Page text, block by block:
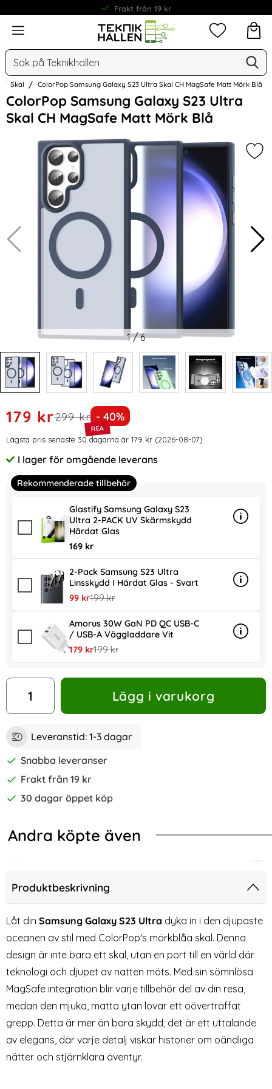
Frakt från 19 kr
Meny
Sök
Mina
Skal ColorPop Samsung Galaxy S23 Ultra Skal CH MagSafe Matt Mörk Blå
ColorPop Samsung Galaxy S23 Ultra
Skal CH MagSafe Matt Mörk Blå
Hoppa
över
Bilder
1/6
Handla denna produkt ColorPop Samsung Galaxy S23
rea pris
179 krtidigare pris
299 kr Priset är nedsatt med
- 40%
Prishistorik
Lägsta pris senaste 30 dagarna är 179 kr (2026-08-07)
Tillgänglighet:
I lager för omgående leverans
Rekommenderade tillbehör
Glastify Samsung Galaxy S23
Ultra 2-PACK UV Skärmskydd
Härdat Glas
169 kr
Info
mer
2-Pack Samsung S23 Ultra
Linsskydd I Härdat Glas - Svart
rea pris
99 krtidigare pris
199 kr
Info
mer
Amorus 30W GaN PD QC USB-C
/ USB-A Väggladdare Vit
rea pris
179 krtidigare pris
199 kr
Info
mer
antal
Lägg i varukorg
Leveranstid: 1-3 dagar
Snabba leveranser
Frakt från 19 kr
30 dagar öppet köp
Andra köpte även
Slim Matt Grön
Galaxy S23 Ultra Fodral Mandala Läder Roséguld
Skärmskydd i Härdat Glas
Art. nr 227583
rea pris
59 kr tidigare pris
2-Pack Samsung S24 Plus -
Skärmskydd i Härdat Glas
Art. nr 235250
2-
Produktbeskrivning
Låt din Samsung Galaxy S23 Ultra dyka in i den djupaste
oceanen av stil med ColorPop's mörkblåa skal. Denna
design är inte bara ett skal, utan en port till en värld där
teknologi och djupet av natten möts. Med sin sömnlösa
MagSafe integration blir varje tillbehör del av din resa,
medan den mjuka, matta ytan lovar ett oöverträffat
grepp. Detta är mer än bara skydd; det är ett uttalande
av elegans, där varje detalj viskar historier om oändliga
nätter och stjärnklara äventyr.